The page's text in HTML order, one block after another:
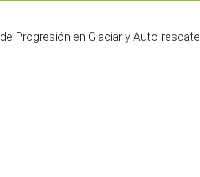
Progresión en Glaciar y Auto-rescate